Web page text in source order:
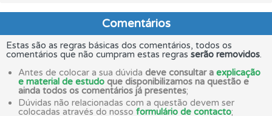
Comentários
Estas são as regras básicas dos comentários, todos os
comentários que não cumpram estas regras serão removidos.
Antes de colocar a sua dúvida deve consultar a explicação
e material de estudo que disponibilizamos na questão e
ainda todos os comentários já presentes;
Dúvidas não relacionadas com a questão devem ser
colocadas através do nosso formulário de contacto;